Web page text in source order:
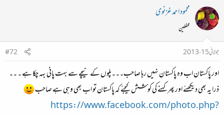
محمود احمد غزنوی
محفلین
جولائی 15، 2013
#72
اور پاکستان اب وہ پاکستان نہیں رہا صاحب۔۔۔پلوں کے نیچے سے بہت پانی بہہ چکا ہے ۔ ۔۔
ذرا یہ بھی دیکھئے اور پھر کہنے کی کوشش کیجئے کہ پاکستان تو اب بھی وہی ہے صاحب
https://www.facebook.com/photo.php?